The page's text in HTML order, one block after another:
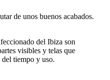
de unos buenos acabados.
del Ibiza son
visibles y telas que
del tiempo y uso.